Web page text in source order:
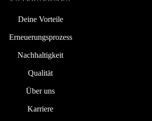
Deine Vorteile
Erneuerungsprozess
Nachhaltigkeit
Qualität
Über uns
Karriere